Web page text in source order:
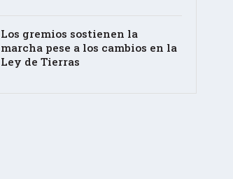
Los gremios sostienen la
marcha pese a los cambios en la
Ley de Tierras